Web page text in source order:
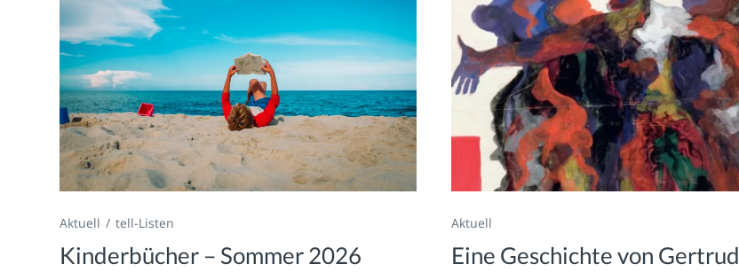
Aktuell tell-Listen
Kinderbücher – Sommer 2026
Aktuell
Eine Geschichte von Gertrud